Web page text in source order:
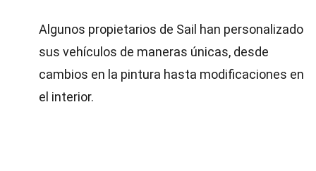
Algunos propietarios de Sail han personalizado
sus vehículos de maneras únicas, desde
cambios en la pintura hasta modificaciones en
el interior.